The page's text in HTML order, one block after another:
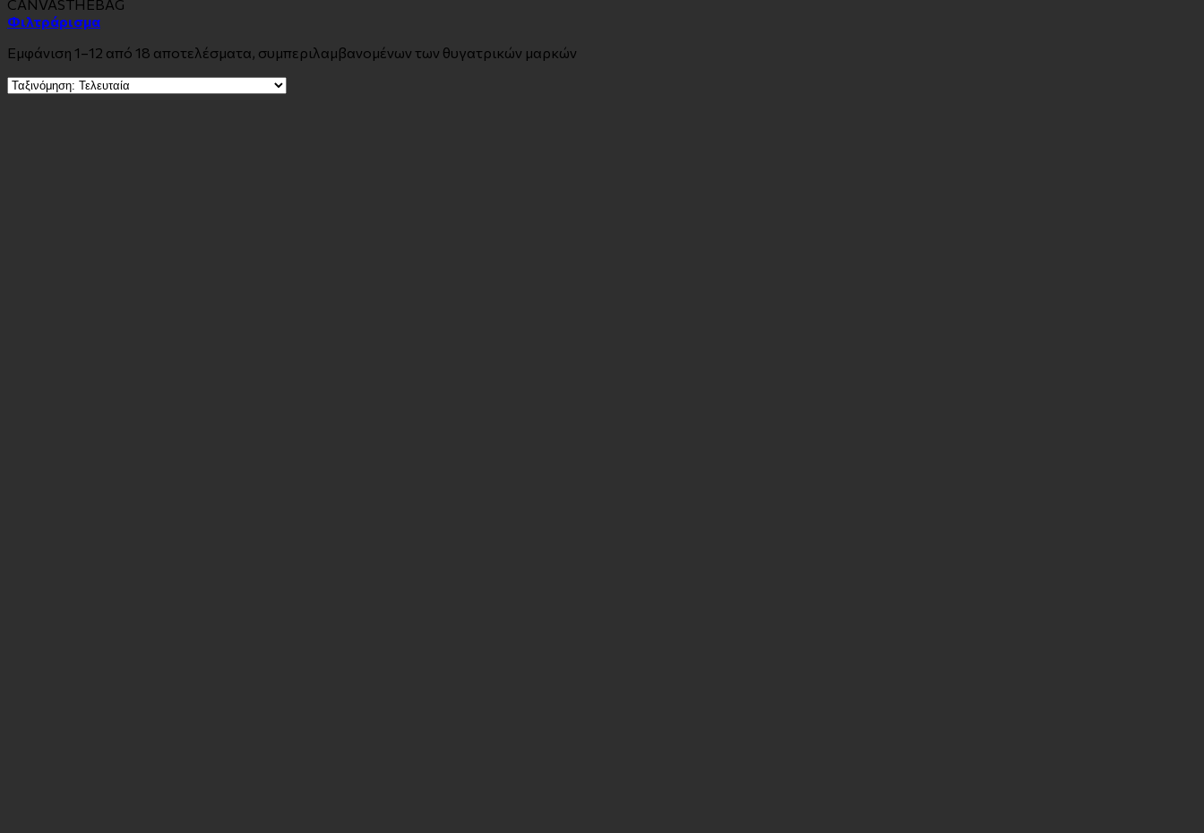
CANVASTHEBAG
Φιλτράρισμα
Εμφάνιση 1–12 από 18 αποτελέσματα, συμπεριλαμβανομένων των θυγατρικών μαρκών